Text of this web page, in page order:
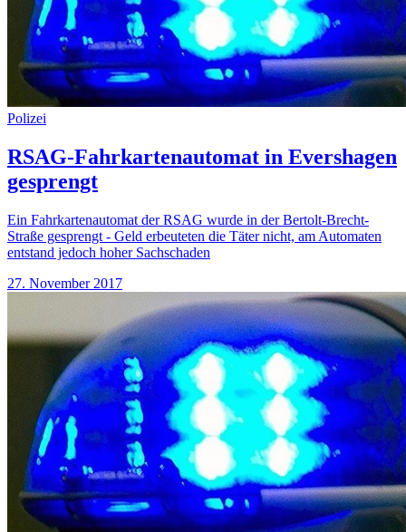
Polizei
RSAG-Fahrkartenautomat in Evershagen
gesprengt
Ein Fahrkartenautomat der RSAG wurde in der Bertolt-Brecht-
Straße gesprengt - Geld erbeuteten die Täter nicht, am Automaten
entstand jedoch hoher Sachschaden
27. November 2017